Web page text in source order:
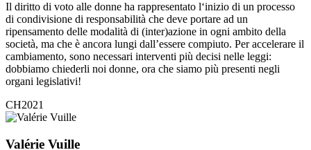
Il diritto di voto alle donne ha rappresentato l‘inizio di un processo
di condivisione di responsabilità che deve portare ad un
ripensamento delle modalità di (inter)azione in ogni ambito della
società, ma che è ancora lungi dall’essere compiuto. Per accelerare il
cambiamento, sono necessari interventi più decisi nelle leggi:
dobbiamo chiederli noi donne, ora che siamo più presenti negli
organi legislativi!
CH2021
Valérie Vuille